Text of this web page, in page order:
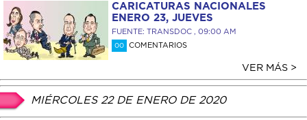
CARICATURAS NACIONALES
ENERO 23, JUEVES
FUENTE: TRANSDOC , 09:00 AM
00 COMENTARIOS
VER MÁS >
MIÉRCOLES 22 DE ENERO DE 2020